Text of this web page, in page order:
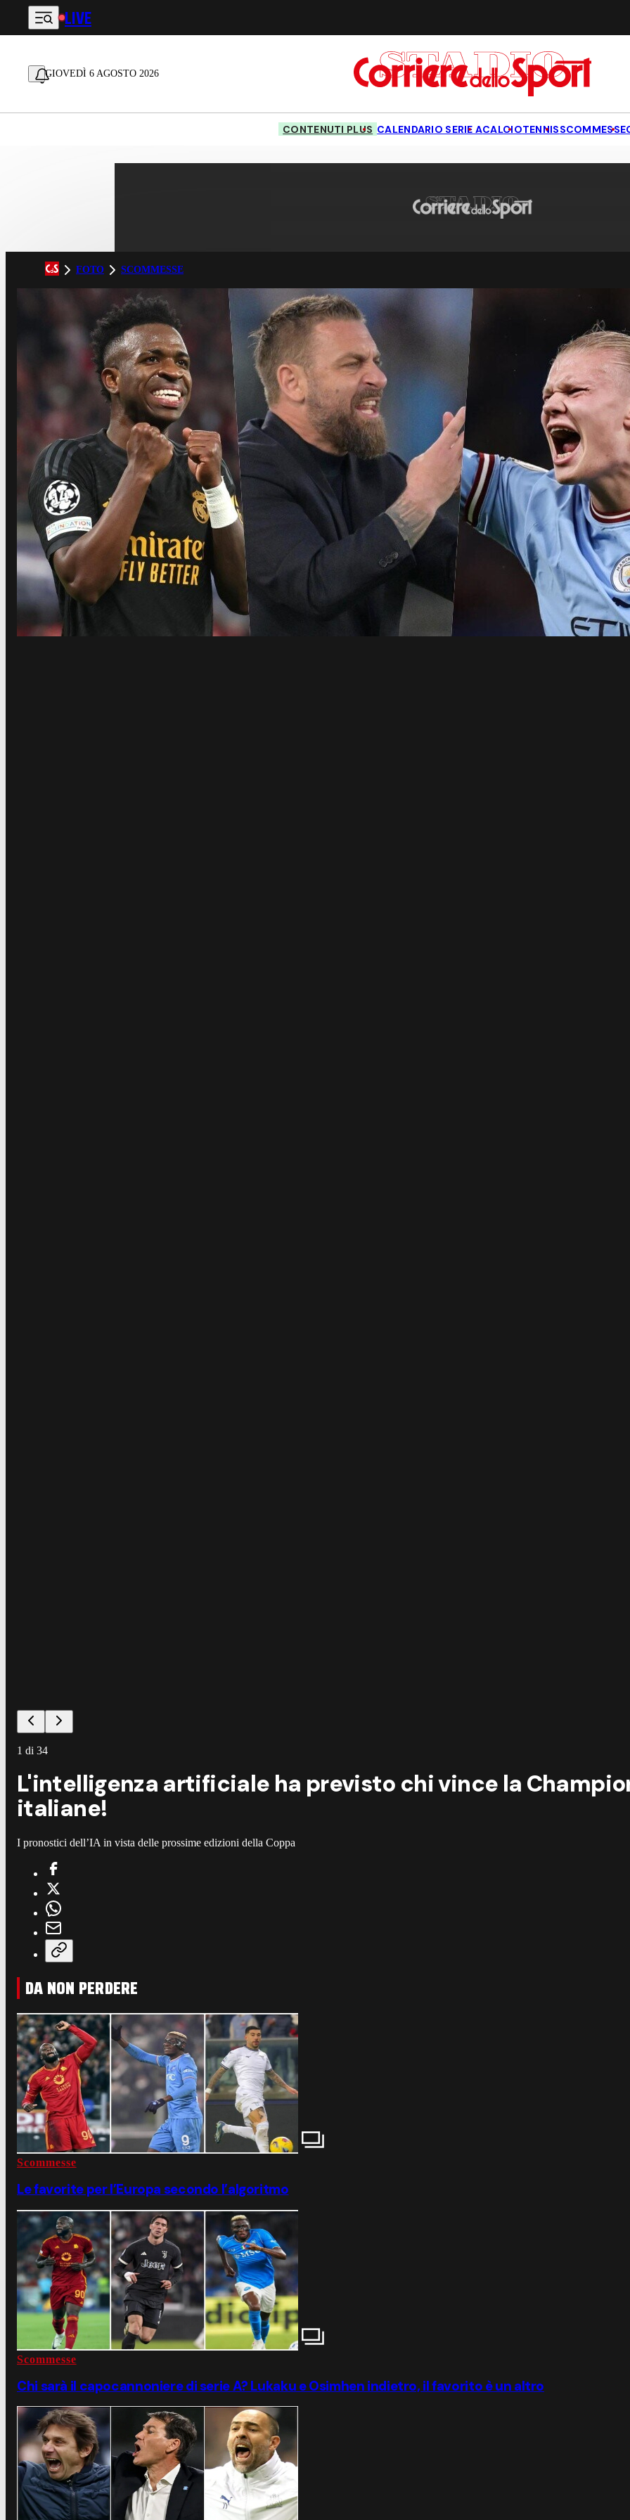
Vai al contenuto principale
LIVE
GIOVEDÌ 6 AGOSTO 2026
CONTENUTI PLUS CALENDARIO SERIE ACALCIOTENNISSCOMMESSE
FOTO SCOMMESSE
1 di 34
L'intelligenza artificiale ha previsto chi vince la
italiane!
I pronostici dell’IA in vista delle prossime edizioni della Coppa
DA NON PERDERE
Scommesse
Le favorite per l’Europa secondo l’algoritmo
Scommesse
Chi sarà il capocannoniere di serie A? Lukaku e Osimhen indietro, il favorito è un altro